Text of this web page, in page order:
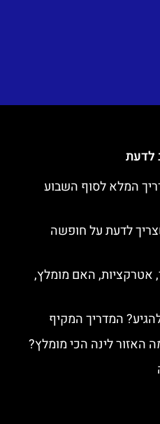
לדעת
המלא לסוף השבוע
לדעת על חופשה
אטרקציות, האם מומלץ,
להגיע? המדריך המקיף
האזור לינה הכי מומלץ?